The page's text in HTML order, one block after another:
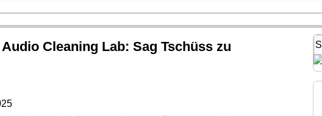
Cleaning Lab: Sag Tschüss zu